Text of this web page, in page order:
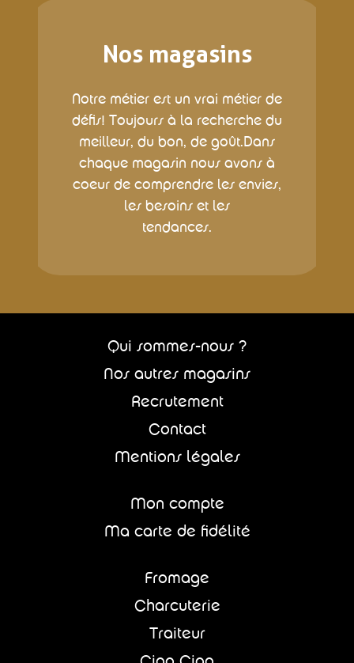
Nos magasins
Notre métier est un vrai métier de
défis! Toujours à la recherche du
meilleur, du bon, de goût.Dans
chaque magasin nous avons à
coeur de comprendre les envies,
les besoins et les
tendances.
Qui sommes-nous ?
Nos autres magasins
Recrutement
Contact
Mentions légales
Mon compte
Ma carte de fidélité
Fromage
Charcuterie
Traiteur